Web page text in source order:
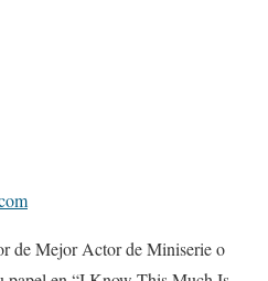
de Mejor Actor de Miniserie o